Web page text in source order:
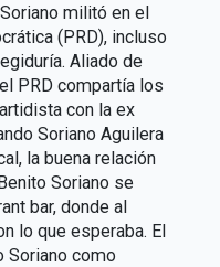
militó en el
(PRD), incluso
Aliado de
PRD compartía los
con la ex
Soriano Aguilera
la buena relación
Soriano se
bar, donde al
lo que esperaba. El
Soriano como